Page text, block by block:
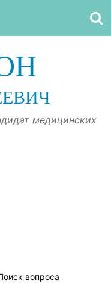
медицинских
вопроса